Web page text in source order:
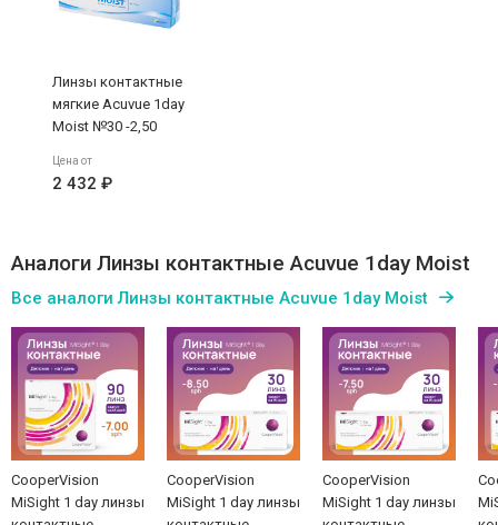
Линзы контактные
мягкие Acuvue 1day
Moist №30 -2,50
Цена от
2 432 ₽
Аналоги Линзы контактные Acuvue 1day Moist
Все аналоги Линзы контактные Acuvue 1day Moist
CooperVision
MiSight 1 day линзы
CooperVision
MiSight 1 day линзы
CooperVision
MiSight 1 day линзы